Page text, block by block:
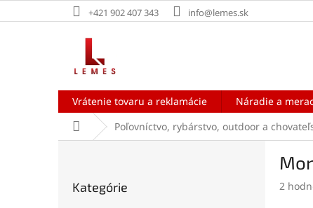
na
+421 902 407 343 info@lemes.sk
Vrátenie tovaru a reklamácie Náradie a
DomovPoľovníctvo, rybárstvo, outdoor a
kategórie
Kategórie 2